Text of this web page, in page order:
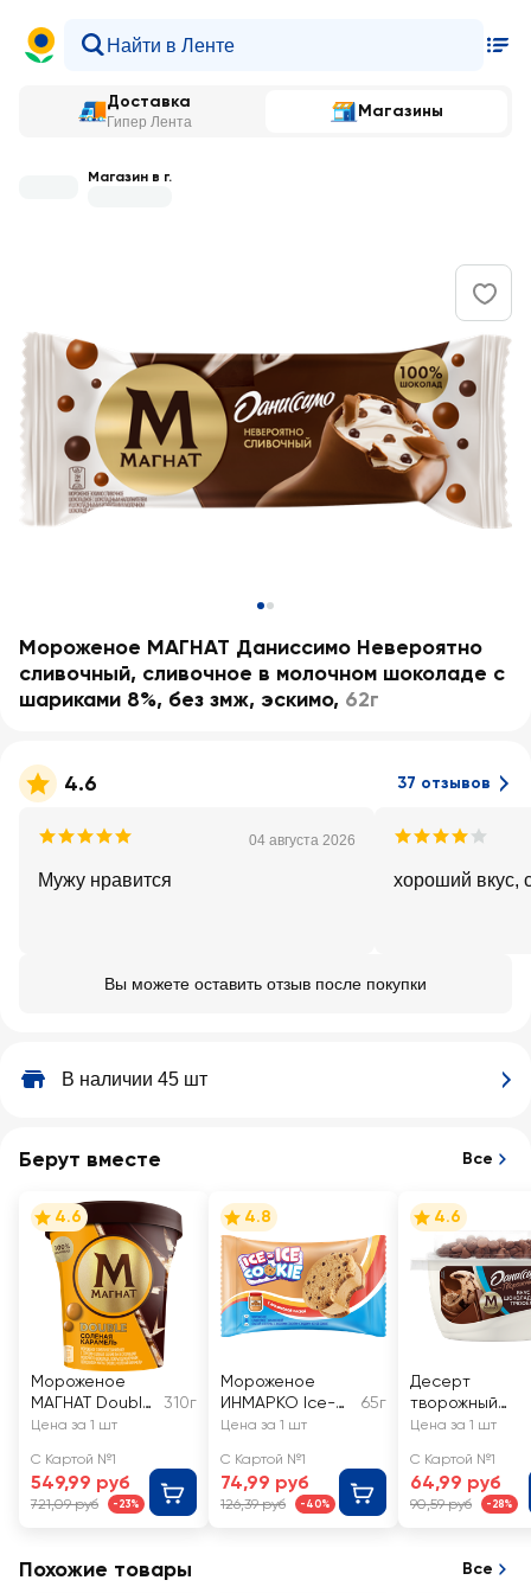
Доставка
Гипер Лента
Магазины
Магазин в г.
Мороженое МАГНАТ Даниссимо Невероятно
сливочный, сливочное в молочном шоколаде с
шариками 8%, без змж, эскимо, 62г
4.6 37 отзывов
04 августа 2026
Мужу нравится хороший вкус,
Вы можете оставить отзыв после покупки
В наличии 45 шт
Берут вместе Все
4.6
Мороженое
МАГНАТ Double
Соленая
сливочное 10%,
без змж,
пластиковый
310г
Цена за 1 шт
С Картой №1
549,99 руб
721,09 руб -23%
4.8
Мороженое
ИНМАРКО Ice-
ice cookie/
печенье,
сливочное с
арахисовой
65г
Цена за 1 шт
С Картой №1
74,99 руб
126,39 руб -40%
4.6
Десерт
творожный
ДАНИССИМО
трюфель 5,7%,
без змж
Цена за 1 шт
С Картой №1
64,99 руб
90,59 руб -28%
Похожие товары Все